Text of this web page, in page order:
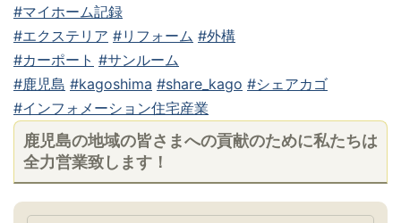
#マイホーム記録
#エクステリア #リフォーム #外構
#カーポート #サンルーム
#鹿児島 #kagoshima #share_kago #シェアカゴ
#インフォメーション住宅産業
鹿児島の地域の皆さまへの貢献のために私たちは
全力営業致します！